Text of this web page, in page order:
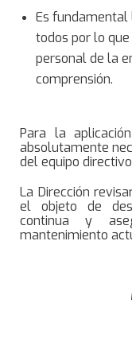
Es fundamental
todos por lo
personal de la
comprensión.
Para la
absolutamente
del equipo
La Dirección
el objeto de
continua y
mantenimiento